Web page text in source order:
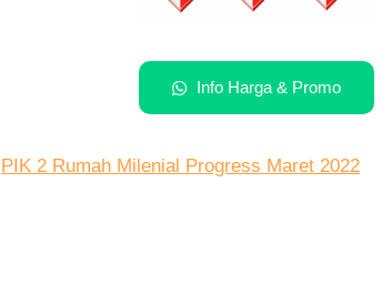
Info Harga & Promo
PIK 2 Rumah Milenial Progress Maret 2022